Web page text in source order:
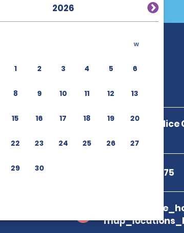
2026
w
1 2 3 4 5 6
8 9 10 11 12 13
15 16 17 18 19 20
22 23 24 25 26 27
29 30
Aeroport De
+33 4 93 21 82 75